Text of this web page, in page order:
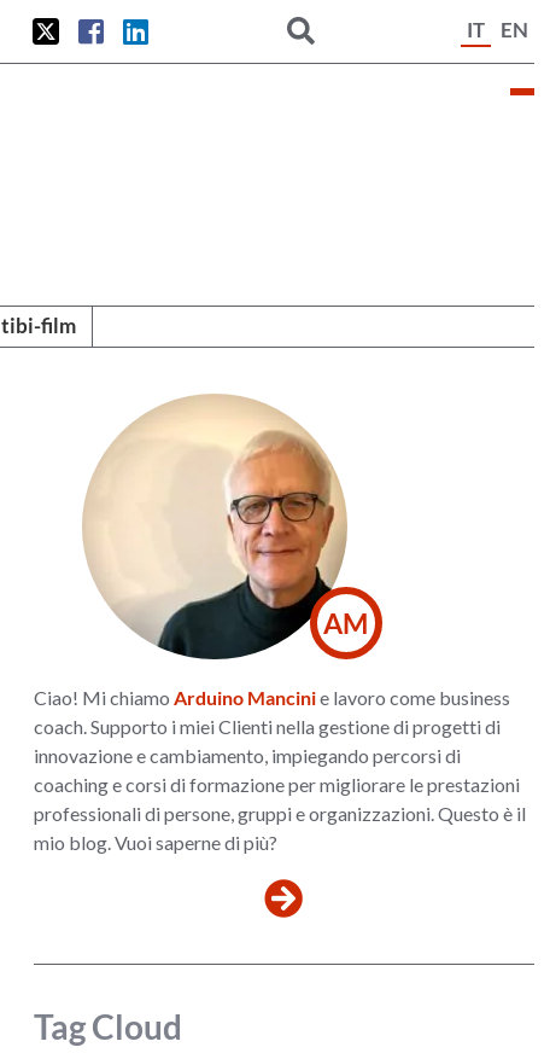
IT EN
tibi-film
AM
Ciao! Mi chiamo Arduino Mancinie lavoro come business
coach. Supporto i miei Clienti nella gestione di progetti di
innovazione e cambiamento, impiegando percorsi di
coaching e corsi di formazione per migliorare le prestazioni
professionali di persone, gruppi e organizzazioni. Questo è il
mio blog. Vuoi saperne di più?
Tag Cloud